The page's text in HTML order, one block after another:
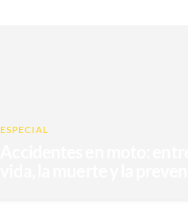
ESPECIAL